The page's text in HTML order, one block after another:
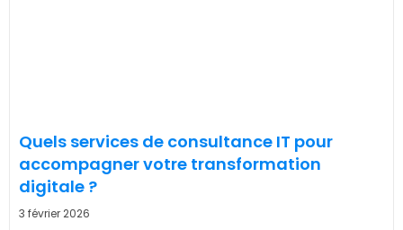
Quels services de consultance IT pour
accompagner votre transformation
digitale ?
3 février 2026